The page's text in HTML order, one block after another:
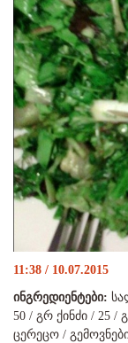
11:38 / 10.07.2015
ინგრედიენტები:
50 / გრ ქინძი / 25 /
ცერეცო /